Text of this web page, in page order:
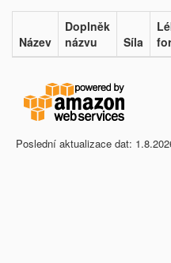
Název
Doplněk
názvu
Síla
Poslední aktualizace dat: